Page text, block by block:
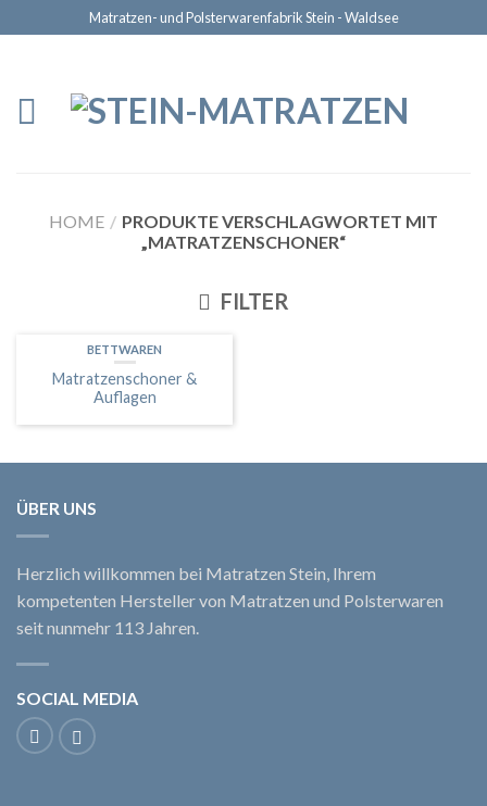
Matratzen- und Polsterwarenfabrik Stein - Waldsee
HOME / PRODUKTE VERSCHLAGWORTET MIT
„MATRATZENSCHONER“
FILTER
BETTWAREN
Matratzenschoner &
Auflagen
ÜBER UNS
Herzlich willkommen bei Matratzen Stein, Ihrem
kompetenten Hersteller von Matratzen und Polsterwaren
seit nunmehr 113 Jahren.
SOCIAL MEDIA